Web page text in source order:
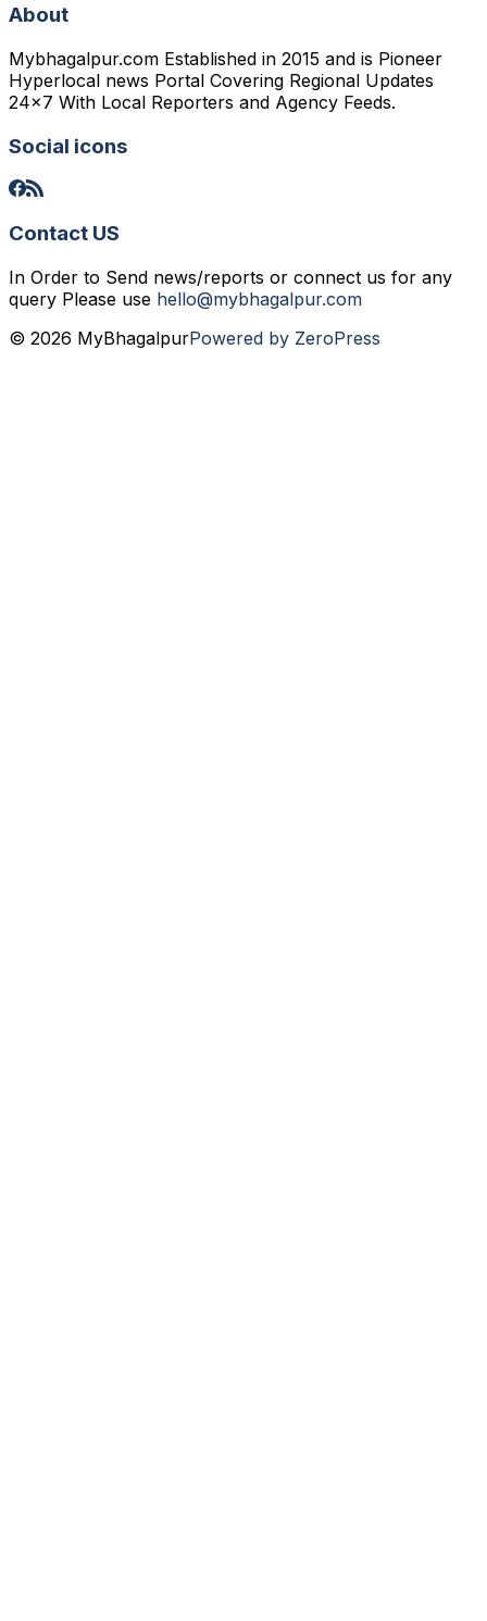
About
Mybhagalpur.com Established in 2015 and is Pioneer
Hyperlocal news Portal Covering Regional Updates
24x7 With Local Reporters and Agency Feeds.
Social icons
Contact US
In Order to Send news/reports or connect us for any
query Please use hello@mybhagalpur.com
© 2026 MyBhagalpurPowered by ZeroPress